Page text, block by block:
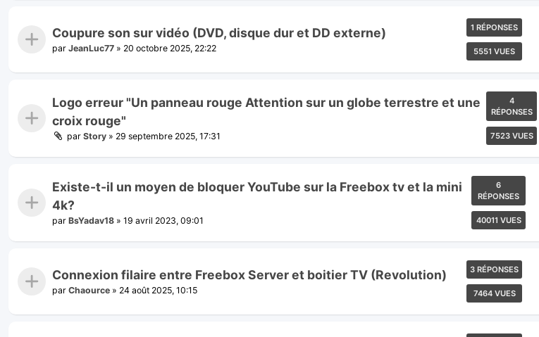
Coupure son sur vidéo (DVD, disque dur et DD externe)
par JeanLuc77 » 20 octobre 2025, 22:22
1 RÉPONSES
5551 VUES
Logo erreur "Un panneau rouge Attention sur un globe terrestre et une
croix rouge"
par Story » 29 septembre 2025, 17:31
4
RÉPONSES
7523 VUES
Existe-t-il un moyen de bloquer YouTube sur la Freebox tv et la mini
4k?
par BsYadav18 » 19 avril 2023, 09:01
6
RÉPONSES
40011 VUES
Connexion filaire entre Freebox Server et boitier TV (Revolution)
par Chaource » 24 août 2025, 10:15
3 RÉPONSES
7464 VUES